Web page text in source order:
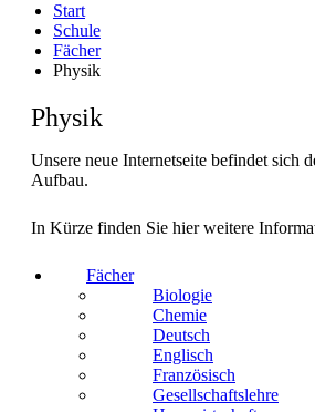
Start
Schule
Fächer
Physik
Physik
Unsere neue Internetseite befindet sich
Aufbau.
In Kürze finden Sie hier weitere
Fächer
Biologie
Chemie
Deutsch
Englisch
Französisch
Gesellschaftslehre